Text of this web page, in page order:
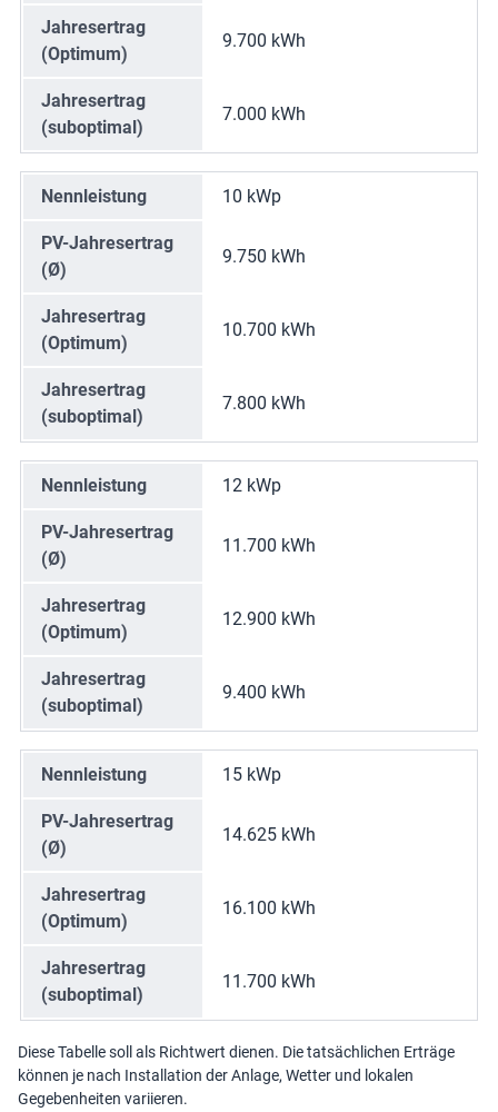
Jahresertrag
(Optimum)
9.700 kWh
Jahresertrag
(suboptimal)
7.000 kWh
Nennleistung 10 kWp
PV-Jahresertrag
(Ø)
9.750 kWh
Jahresertrag
(Optimum)
10.700 kWh
Jahresertrag
(suboptimal)
7.800 kWh
Nennleistung 12 kWp
PV-Jahresertrag
(Ø)
11.700 kWh
Jahresertrag
(Optimum)
12.900 kWh
Jahresertrag
(suboptimal)
9.400 kWh
Nennleistung 15 kWp
PV-Jahresertrag
(Ø)
14.625 kWh
Jahresertrag
(Optimum)
16.100 kWh
Jahresertrag
(suboptimal)
11.700 kWh
Diese Tabelle soll als Richtwert dienen. Die tatsächlichen Erträge
können je nach Installation der Anlage, Wetter und lokalen
Gegebenheiten variieren.